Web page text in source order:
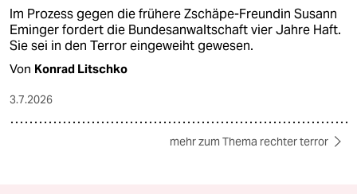
Im Prozess gegen die frühere Zschäpe-Freundin Susann
Eminger fordert die Bundesanwaltschaft vier Jahre Haft.
Sie sei in den Terror eingeweiht gewesen.
Von Konrad Litschko
3.7.2026
mehr zum Thema rechter terror